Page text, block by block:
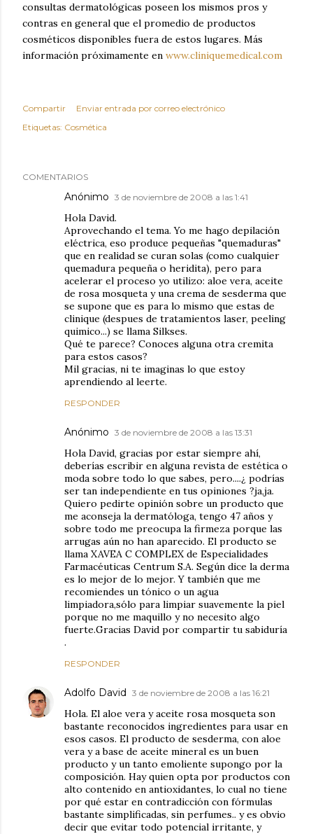
consultas dermatológicas poseen los mismos pros y
contras en general que el promedio de productos
cosméticos disponibles fuera de estos lugares. Más
información próximamente en www.cliniquemedical.com
Compartir
Enviar entrada por correo electrónico
Etiquetas: Cosmética
COMENTARIOS
Anónimo 3 de noviembre de 2008 a las 1:41
Hola David.
Aprovechando el tema. Yo me hago depilación
eléctrica, eso produce pequeñas "quemaduras"
que en realidad se curan solas (como cualquier
quemadura pequeña o heridita), pero para
acelerar el proceso yo utilizo: aloe vera, aceite
de rosa mosqueta y una crema de sesderma que
se supone que es para lo mismo que estas de
clinique (despues de tratamientos laser, peeling
quimico...) se llama Silkses.
Qué te parece? Conoces alguna otra cremita
para estos casos?
Mil gracias, ni te imaginas lo que estoy
aprendiendo al leerte.
RESPONDER
Anónimo 3 de noviembre de 2008 a las 13:31
Hola David, gracias por estar siempre ahí,
deberías escribir en alguna revista de estética o
moda sobre todo lo que sabes, pero....¿ podrías
ser tan independiente en tus opiniones ?ja,ja.
Quiero pedirte opinión sobre un producto que
me aconseja la dermatóloga, tengo 47 años y
sobre todo me preocupa la firmeza porque las
arrugas aún no han aparecido. El producto se
llama XAVEA C COMPLEX de Especialidades
Farmacéuticas Centrum S.A. Según dice la derma
es lo mejor de lo mejor. Y también que me
recomiendes un tónico o un agua
limpiadora,sólo para limpiar suavemente la piel
porque no me maquillo y no necesito algo
fuerte.Gracias David por compartir tu sabiduría
.
RESPONDER
Adolfo David 3 de noviembre de 2008 a las 16:21
Hola. El aloe vera y aceite rosa mosqueta son
bastante reconocidos ingredientes para usar en
esos casos. El producto de sesderma, con aloe
vera y a base de aceite mineral es un buen
producto y un tanto emoliente supongo por la
composición. Hay quien opta por productos con
alto contenido en antioxidantes, lo cual no tiene
por qué estar en contradicción con fórmulas
bastante simplificadas, sin perfumes.. y es obvio
decir que evitar todo potencial irritante, y